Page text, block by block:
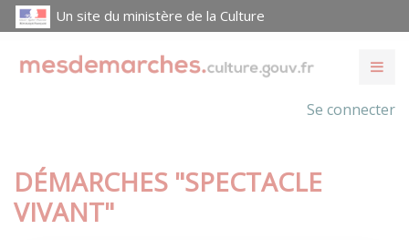
Un site du ministère de la Culture
Se connecter
DÉMARCHES "SPECTACLE
VIVANT"